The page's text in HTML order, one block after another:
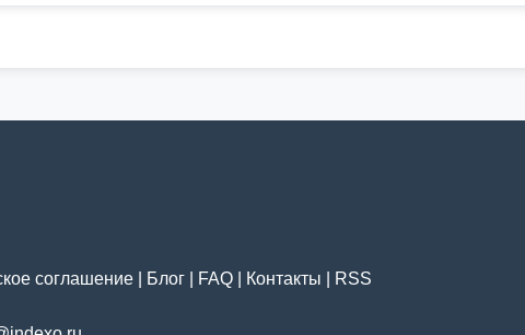
соглашение Блог FAQ Контакты RSS